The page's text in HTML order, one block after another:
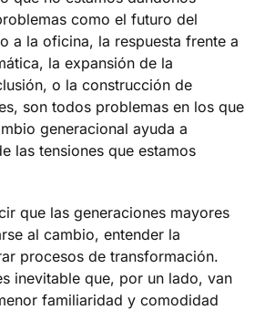
como el futuro del
a la oficina, la respuesta frente a
la expansión de la
o la construcción de
son todos problemas en los que
generacional ayuda a
las tensiones que estamos
que las generaciones mayores
al cambio, entender la
procesos de transformación.
inevitable que, por un lado, van
familiaridad y comodidad